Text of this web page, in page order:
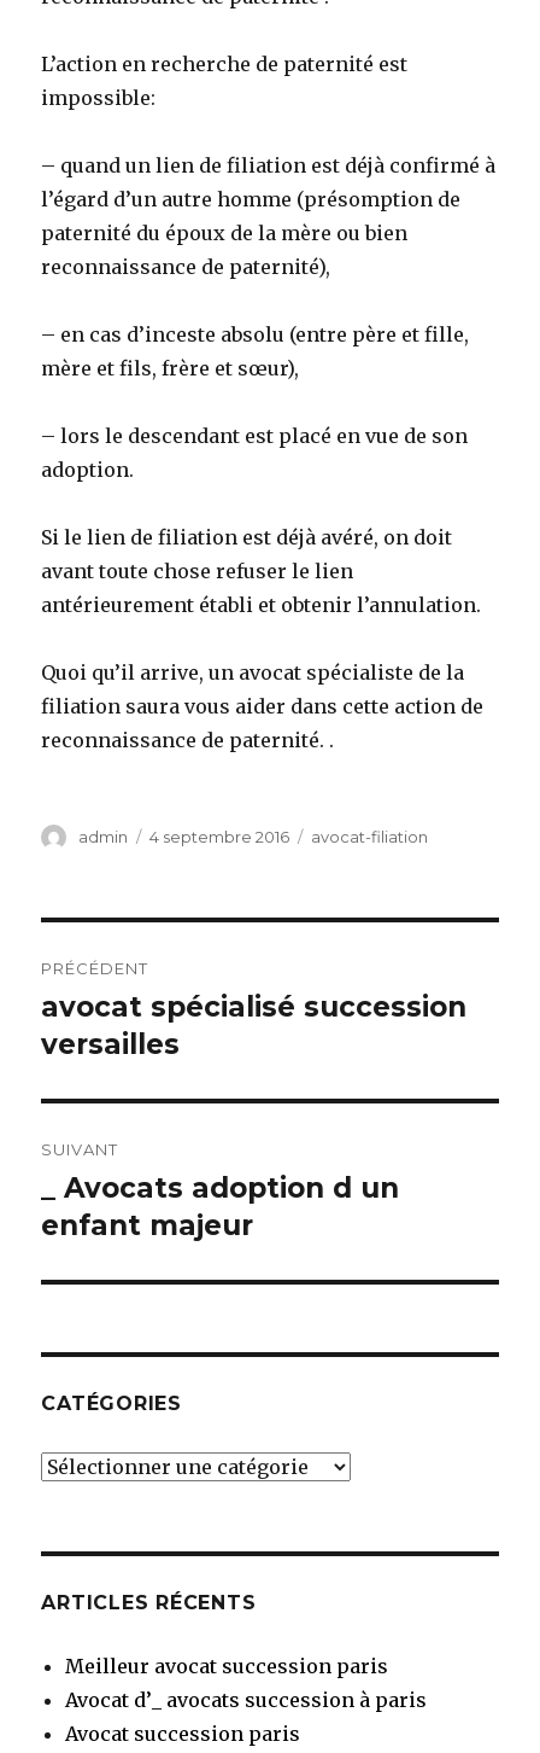
L’action en recherche de paternité est
impossible:
– quand un lien de filiation est déjà confirmé à
l’égard d’un autre homme (présomption de
paternité du époux de la mère ou bien
reconnaissance de paternité),
– en cas d’inceste absolu (entre père et fille,
mère et fils, frère et sœur),
– lors le descendant est placé en vue de son
adoption.
Si le lien de filiation est déjà avéré, on doit
avant toute chose refuser le lien
antérieurement établi et obtenir l’annulation.
Quoi qu’il arrive, un avocat spécialiste de la
filiation saura vous aider dans cette action de
reconnaissance de paternité. .
Auteur
admin
Publié
4 septembre 2016 Catégories
avocat-filiation
de
l’article
PRÉCÉDENT
Article
précédent :
avocat spécialisé succession
versailles
SUIVANT
Article
suivant :
_ Avocats adoption d un
enfant majeur
CATÉGORIES
Catégories
ARTICLES RÉCENTS
Meilleur avocat succession paris
Avocat d’_ avocats succession à paris
Avocat succession paris